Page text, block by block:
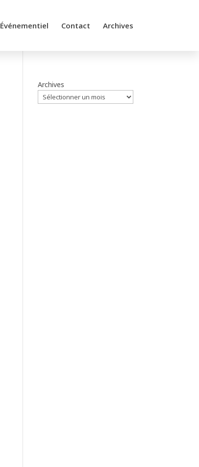
Événementiel Contact Archives
Archives